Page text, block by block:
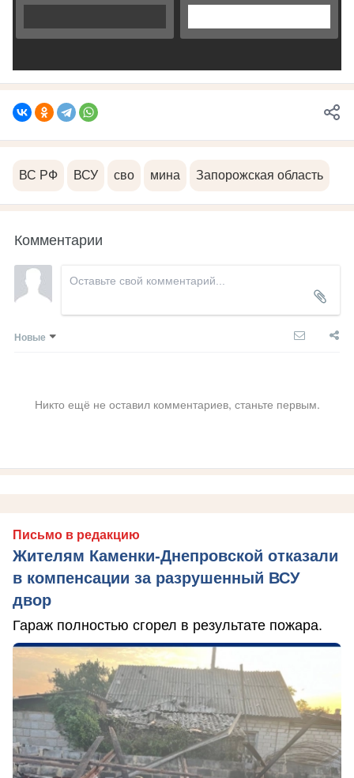
ВС РФ ВСУ сво мина Запорожская область
Комментарии
Новые
Никто ещё не оставил комментариев, станьте первым.
Письмо в редакцию
Жителям Каменки-Днепровской отказали
в компенсации за разрушенный ВСУ
двор
Гараж полностью сгорел в результате пожара.